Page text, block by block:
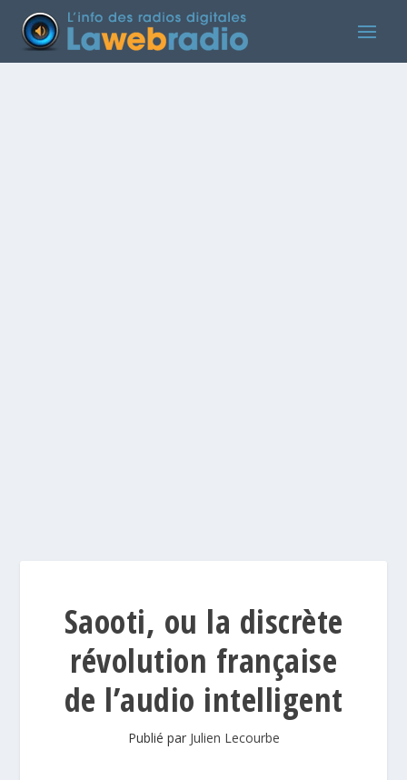
Saooti, ou la discrète
révolution française
de l’audio intelligent
Publié par Julien Lecourbe